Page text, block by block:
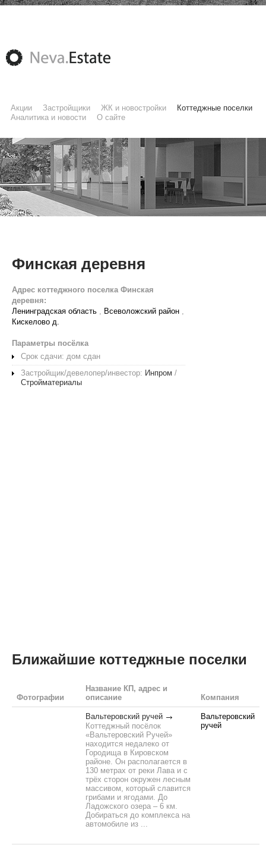
Акции Застройщики ЖК и новостройки
Коттеджные поселки
Аналитика и новости
О сайте
Финская деревня
Адрес коттеджного поселка Финская
деревня:
Ленинградская область , Всеволожский район ,
Кискелово д.
Параметры посёлка
Срок сдачи: дом сдан
Застройщик/девелопер/инвестор: Инпром /
Стройматериалы
Ближайшие коттеджные поселки
Фотографии
Название КП, адрес и
описание
Компания
Вальтеровский ручей
Коттеджный посёлок
«Вальтеровский Ручей»
находится недалеко от
Городища в Кировском
районе. Он располагается в
130 метрах от реки Лава и с
трёх сторон окружен лесным
массивом, который славится
грибами и ягодами. До
Ладожского озера – 6 км.
Добираться до комплекса на
автомобиле из ...
Вальтеровский
ручей